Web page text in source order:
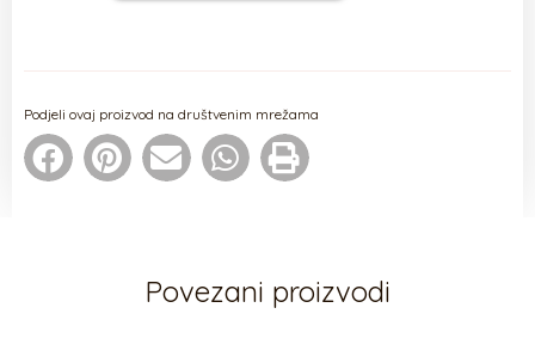
Podjeli ovaj proizvod na društvenim mrežama
Povezani proizvodi